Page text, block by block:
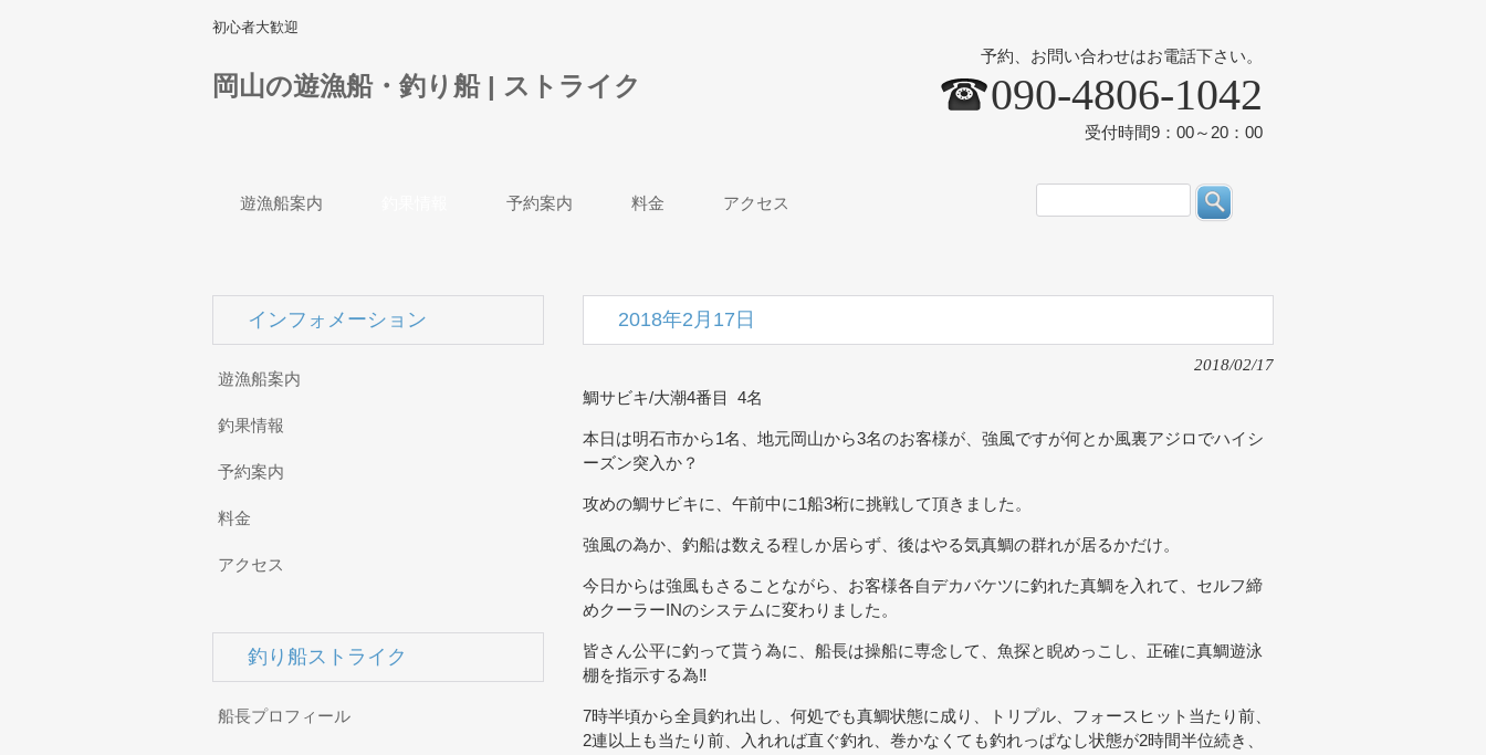
初心者大歓迎
岡山の遊漁船・釣り船 | ストライク
予約、お問い合わせはお電話下さい。
090-4806-1042
受付時間9：00～20：00
遊漁船案内 予約案内 料金 アクセス
2018年2月17日
2018/02/17
鯛サビキ/大潮4番目 4名
本日は明石市から1名、地元岡山から3名のお客様が、強風ですが何とか風裏アジロでハイシ
ーズン突入か？
攻めの鯛サビキに、午前中に1船3桁に挑戦して頂きました。
強風の為か、釣船は数える程しか居らず、後はやる気真鯛の群れが居るかだけ。
今日からは強風もさることながら、お客様各自デカバケツに釣れた真鯛を入れて、セルフ締
めクーラーINのシステムに変わりました。
皆さん公平に釣って貰う為に、船長は操船に専念して、魚探と睨めっこし、正確に真鯛遊泳
棚を指示する為‼
7時半頃から全員釣れ出し、何処でも真鯛状態に成り、トリプル、フォースヒット当たり前、
2連以上も当たり前、入れれば直ぐ釣れ、巻かなくても釣れっぱなし状態が2時間半位続き、
インフォメーション
遊漁船案内
釣果情報
予約案内
料金
アクセス
釣り船ストライク
船長プロフィール